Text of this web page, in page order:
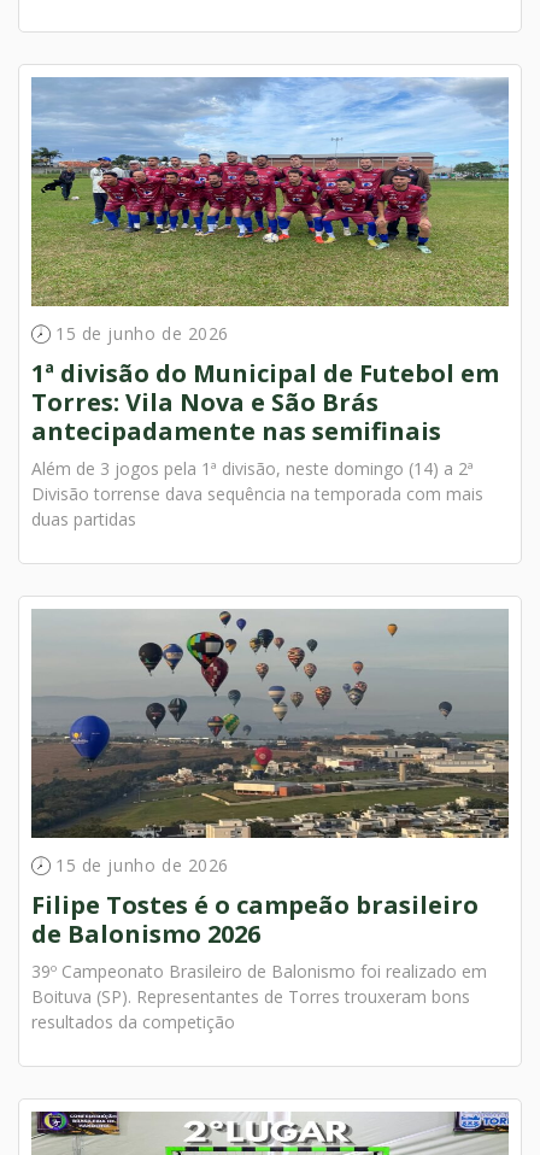
15 de junho de 2026
1ª divisão do Municipal de Futebol em
Torres: Vila Nova e São Brás
antecipadamente nas semifinais
Além de 3 jogos pela 1ª divisão, neste domingo (14) a 2ª
Divisão torrense dava sequência na temporada com mais
duas partidas
15 de junho de 2026
Filipe Tostes é o campeão brasileiro
de Balonismo 2026
39º Campeonato Brasileiro de Balonismo foi realizado em
Boituva (SP). Representantes de Torres trouxeram bons
resultados da competição